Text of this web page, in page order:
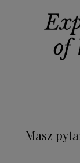
Masz